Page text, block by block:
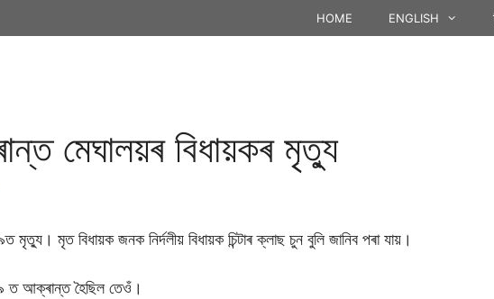
HOME ENGLISH
মেঘালয়ৰ বিধায়কৰ মৃত্যু
মৃত্যু। মৃত বিধায়ক জনক নিৰ্দলীয় বিধায়ক চিন্টাৰ ক্লাছ চুন বুলি জানিব পৰা যায়।
ত আক্ৰান্ত হৈছিল তেওঁ।